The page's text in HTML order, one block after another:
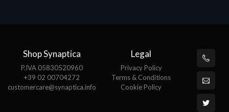
Shop Synaptica
P.IVA 05830520960
+39 02 00704272
customercare@synaptica.info
Legal
Privacy Policy
Terms & Conditions
Cookie Policy